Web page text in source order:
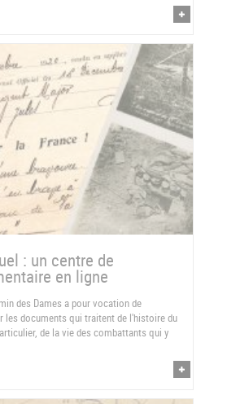
: un centre de
en ligne
des Dames a pour vocation de
documents qui traitent de l'histoire du
de la vie des combattants qui y